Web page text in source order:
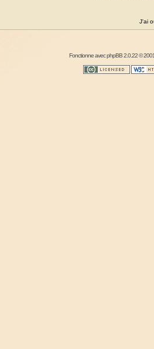
J'ai
Fonctionne avecphpBB2.0.22 ©